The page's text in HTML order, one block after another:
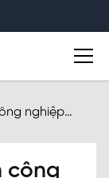
nghiệp
công